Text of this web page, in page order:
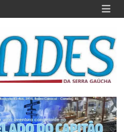
da Serra Gaúcha